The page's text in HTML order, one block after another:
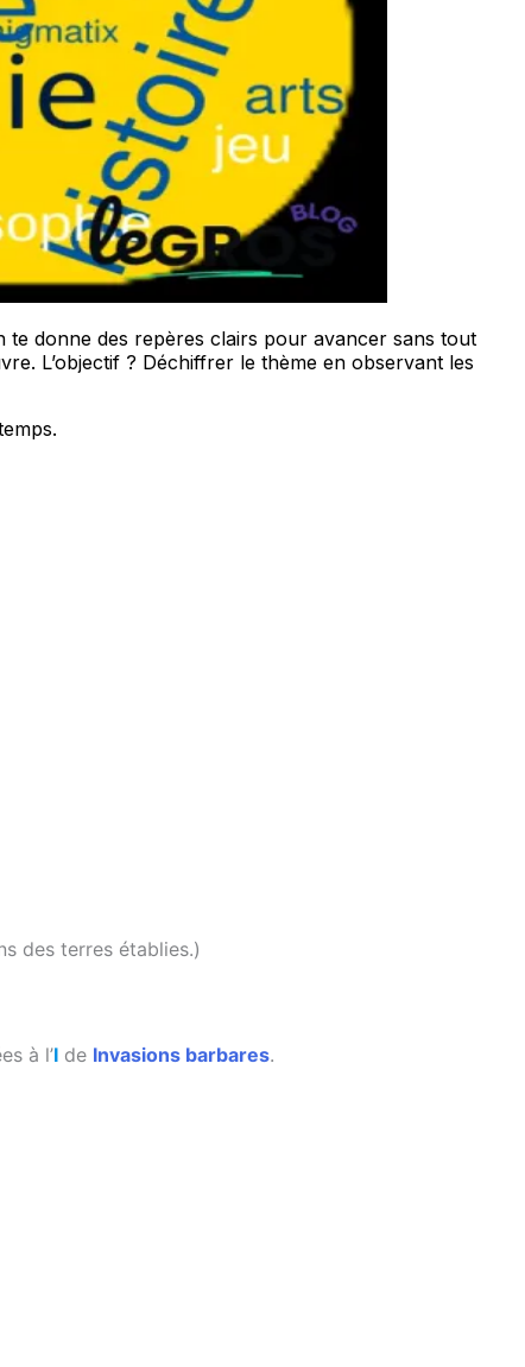
te donne des repères clairs pour avancer sans tout
L’objectif ? Déchiffrer le thème en observant les
des terres établies.)
à l’I de Invasions barbares.